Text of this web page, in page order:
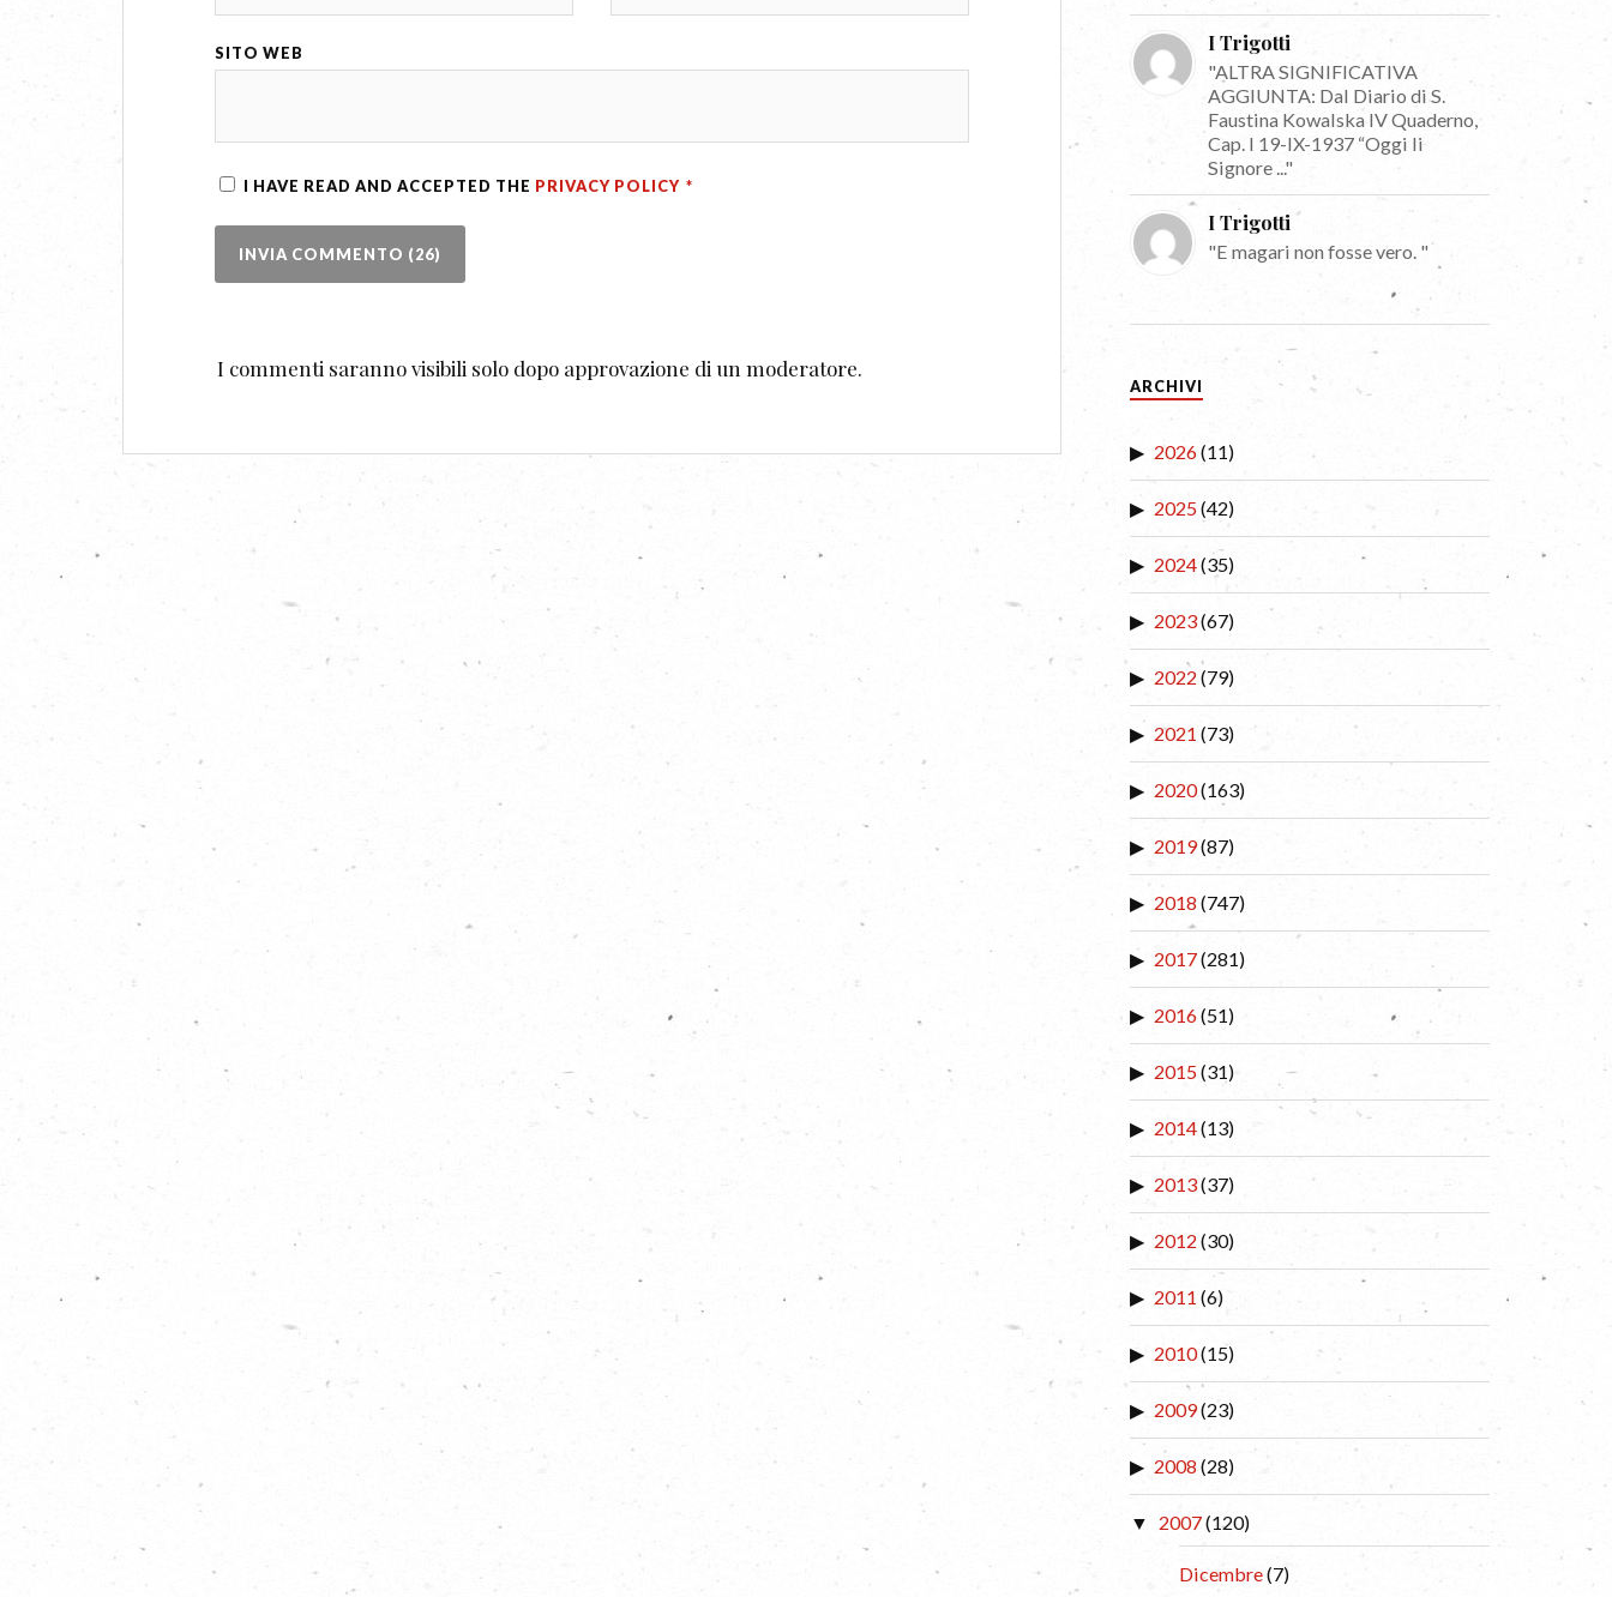
SITO WEB
I HAVE READ AND ACCEPTED THE PRIVACY POLICY *
I commenti saranno visibili solo dopo approvazione di un moderatore.
I Trigotti
"ALTRA SIGNIFICATIVA
AGGIUNTA: Dal Diario di S.
Faustina Kowalska IV Quaderno,
Cap. I 19-IX-1937 “Oggi li
Signore ..."
I Trigotti
"E magari non fosse vero. "
ARCHIVI
2026(11)
2025(42)
2024(35)
2023(67)
2022 (79)
2021 (73)
2020(163)
2019(87)
2018 (747)
2017(281)
2016(51)
2015(31)
2014(13)
2013(37)
2012 (30)
2011 (6)
2010(15)
2009(23)
2008 (28)
2007(120)
Dicembre(7)